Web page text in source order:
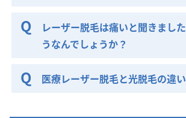
レーザー脱毛は痛いと聞きまし
うなんでしょうか？
医療レーザー脱毛と光脱毛の違